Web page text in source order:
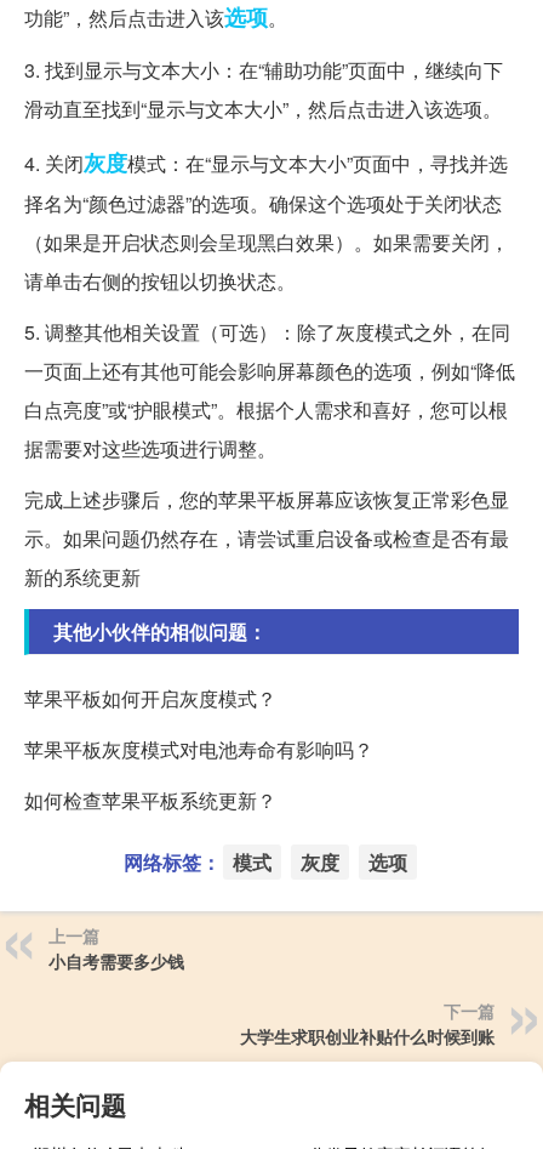
功能”，然后点击进入该选项。
3. 找到显示与文本大小：在“辅助功能”页面中，继续向下
滑动直至找到“显示与文本大小”，然后点击进入该选项。
4. 关闭灰度模式：在“显示与文本大小”页面中，寻找并选
择名为“颜色过滤器”的选项。确保这个选项处于关闭状态
（如果是开启状态则会呈现黑白效果）。如果需要关闭，
请单击右侧的按钮以切换状态。
5. 调整其他相关设置（可选）：除了灰度模式之外，在同
一页面上还有其他可能会影响屏幕颜色的选项，例如“降低
白点亮度”或“护眼模式”。根据个人需求和喜好，您可以根
据需要对这些选项进行调整。
完成上述步骤后，您的苹果平板屏幕应该恢复正常彩色显
示。如果问题仍然存在，请尝试重启设备或检查是否有最
新的系统更新
其他小伙伴的相似问题：
苹果平板如何开启灰度模式？
苹果平板灰度模式对电池寿命有影响吗？
如何检查苹果平板系统更新？
网络标签： 模式 灰度 选项
上一篇
小自考需要多少钱
下一篇
大学生求职创业补贴什么时候到账
相关问题